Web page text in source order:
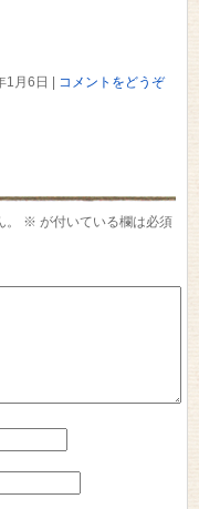
1月6日
コメントをどうぞ
※ が付いている欄は必須